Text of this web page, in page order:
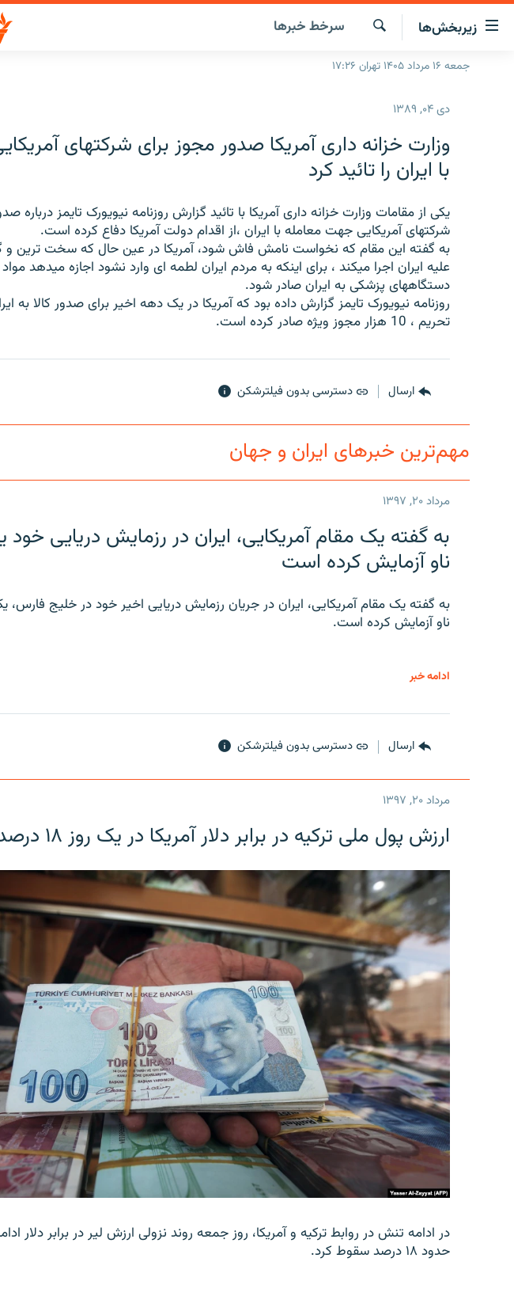
لینک‌های
قابلیت
دسترسی
زیربخش‌ها
صفحه اصلی
انتخاب کنید و بشنوید
برنامه‌های رادیویی
فرکانس‌ها
چندرسانه‌ای
گزارش‌های تصویری
گزارش‌های ویدئویی
جستجو
سرخط‌ خبرها
جمعه ۱۶ مرداد ۱۴۰۵ تهران ۱۷:۲۶
دی ۰۴, ۱۳۸۹
وزارت خزانه داری آمریکا صدور مجوز برای شرکتهای
با ایران را تائید کرد
یکی از مقامات وزارت خزانه داری آمریکا با تائید گزارش روزنامه نیویورک تایمز درباره
شرکتهای آمریکایی جهت معامله با ایران ،از اقدام دولت آمریکا دفاع کرده است.
به گفته این مقام که نخواست نامش فاش شود، آمریکا در عین حال که سخت ترین و
علیه ایران اجرا میکند ، برای اینکه به مردم ایران لطمه ای وارد نشود اجازه میدهد
دستگاههای پزشکی به ایران صادر شود.
روزنامه نیویورک تایمز گزارش داده بود که آمریکا در یک دهه اخیر برای صدور کالا به
تحریم ، 10 هزار مجوز ویژه صادر کرده است.
ارسال دسترسی بدون فیلترشکن
مهم‌ترین خبرهای ایران و جهان
مرداد ۲۰, ۱۳۹۷
به گفته یک مقام آمریکایی، ایران در رزمایش دریایی
ناو آزمایش کرده است
به گفته یک مقام آمریکایی، ایران در جریان رزمایش دریایی اخیر خود در خلیج
ناو آزمایش کرده است.
ادامه خبر
ارسال دسترسی بدون فیلترشکن
مرداد ۲۰, ۱۳۹۷
ارزش پول ملی ترکیه در برابر دلار آمریکا در یک روز ۱۸ درصد سقوط کرد
در ادامه تنش در روابط ترکیه و آمریکا، روز جمعه روند نزولی ارزش لیر در برابر دلار
حدود ۱۸ درصد سقوط کرد.